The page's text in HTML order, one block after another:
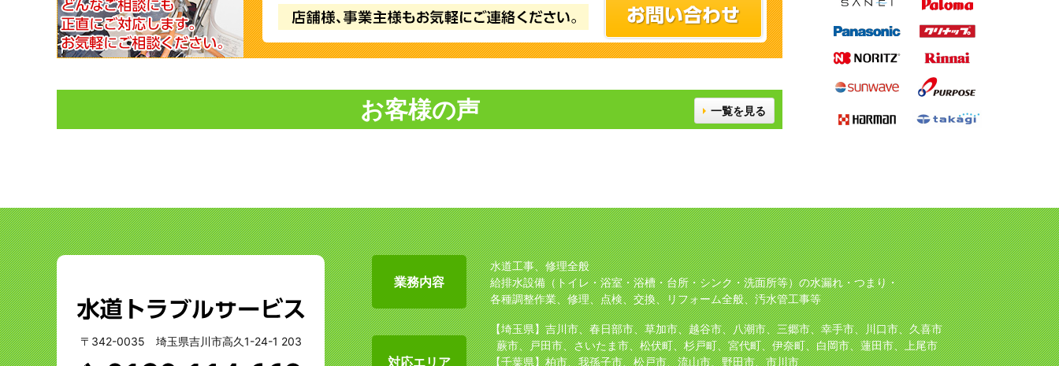
お客様の声 一覧を見る
〒342-0035 埼玉県吉川市高久1-24-1 203
業務内容
水道工事、修理全般
給排水設備（トイレ・浴室・浴槽・台所・シンク・洗面所等）の水漏れ・つまり・
各種調整作業、修理、点検、交換、リフォーム全般、汚水管工事等
対応エリア
【埼玉県】吉川市、春日部市、草加市、越谷市、八潮市、三郷市、幸手市、川口市、久喜市
蕨市、戸田市、さいたま市、松伏町、杉戸町、宮代町、伊奈町、白岡市、蓮田市、上尾市
【千葉県】柏市、我孫子市、松戸市、流山市、野田市、市川市